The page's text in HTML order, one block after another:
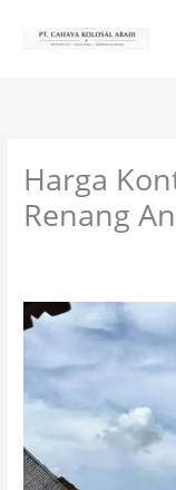
Harga
Renang